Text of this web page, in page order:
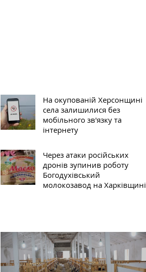
На окупованій Херсонщині
села залишилися без
мобільного зв'язку та
інтернету
Через атаки російських
дронів зупинив роботу
Богодухівський
молокозавод на Харківщині